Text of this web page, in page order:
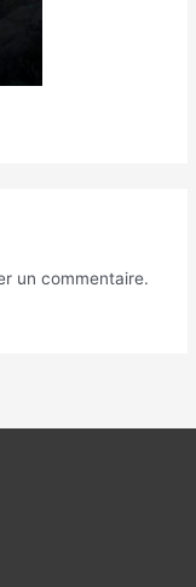
un commentaire.